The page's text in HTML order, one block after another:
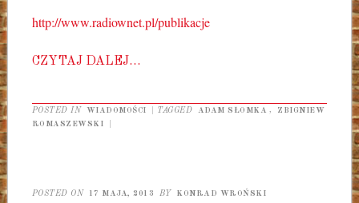
http://www.radiownet.pl/publikacje
CZYTAJ DALEJ…
POSTED IN WIADOMOŚCI TAGGED ADAM SŁOMKA ,
ZBIGNIEW
ROMASZEWSKI
POSTED ON 17 MAJA, 2013 BY KONRAD WROŃSKI